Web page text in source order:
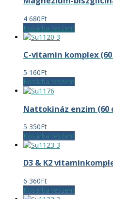
4 680Ft
Kosárba teszem
C-vitamin komplex
5 160Ft
Kosárba teszem
Nattokináz enzim (60
5 350Ft
Kosárba teszem
D3 & K2
6 360Ft
Kosárba teszem